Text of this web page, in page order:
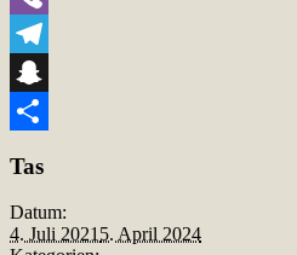
Viber
Telegram
Snapchat
Tas
Datum:
4. Juli 2021 5. April 2024